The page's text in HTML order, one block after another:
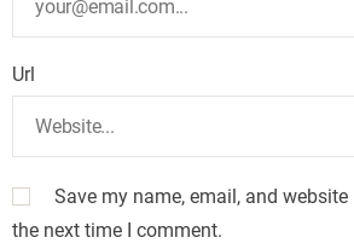
Url
Save my name, email, and
the next time I comment.